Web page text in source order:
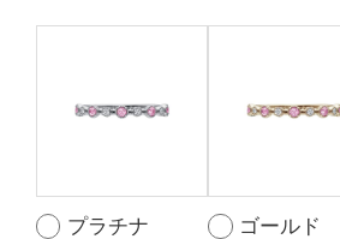
プラチナ ゴールド